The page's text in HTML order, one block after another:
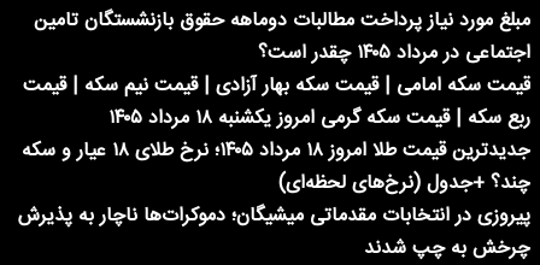
مبلغ مورد نیاز پرداخت مطالبات دوماهه حقوق بازنشستگان تامین
اجتماعی در مرداد ۱۴۰۵ چقدر است؟
قیمت سکه امامی | قیمت سکه بهار آزادی | قیمت نیم سکه | قیمت
ربع سکه | قیمت سکه گرمی امروز یکشنبه ۱۸ مرداد ۱۴۰۵
جدیدترین قیمت طلا امروز ۱۸ مرداد ۱۴۰۵؛ نرخ طلای ۱۸ عیار و سکه
چند؟ +جدول (نرخ‌های لحظه‌ای)
پیروزی در انتخابات مقدماتی میشیگان؛ دموکرات‌ها ناچار به پذیرش
چرخش به چپ شدند